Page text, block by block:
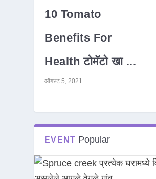
10 Tomato
Benefits For
Health टोमॅटो खा ...
ऑगस्ट 5, 2021
EVENT Popular